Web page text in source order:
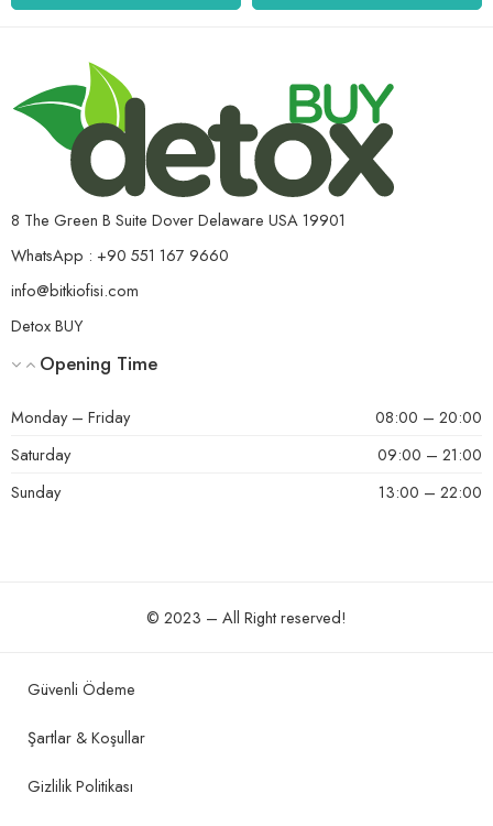
8 The Green B Suite Dover Delaware USA 19901
WhatsApp : +90 551 167 9660
info@bitkiofisi.com
Detox BUY
Opening Time
Monday – Friday
08:00 – 20:00
Saturday
09:00 – 21:00
Sunday
13:00 – 22:00
© 2023 – All Right reserved!
Güvenli Ödeme
Şartlar & Koşullar
Gizlilik Politikası